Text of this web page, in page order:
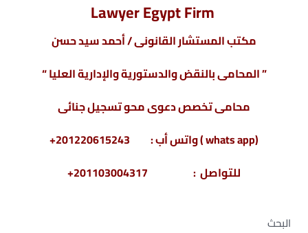
مكتب المستشار القانونى / أحمد سيد حسن
” المحامى بالنقض والدستورية والإدارية العليا “
محامى تخصص دعوى محو تسجيل جنائى
(whats app ) واتس أب : 201220615243+
للتواصل : 201103004317+
البحث